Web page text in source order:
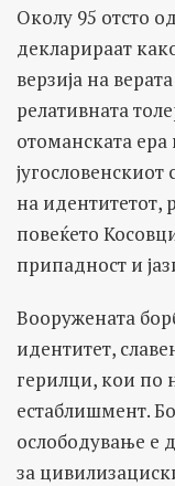
Околу 95 отсто
декларираат
верзија на
релативната
отоманската
на идентитетот,
повеќето
припадност и
Вооружената
идентитет,
герилци, кои по
естаблишмент.
ослободување е
за